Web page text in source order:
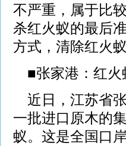
不严重，属于比
杀红火蚁的最后
方式，清除红火蚁
■张家港：红火
近日，江苏省
一批进口原木的
蚁。这是全国口